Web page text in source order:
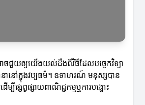
ាចជួយឲ្យយើងយល់ដឹងពីវិធីដែលបច្ចេកវិទ្យា
នានៅក្នុងវប្បធម៌។ ឧទាហរណ៍ មនុស្សបាន
ើម្បីផ្សព្វផ្សាយពាណិជ្ជកម្មឬការបង្ហោះ